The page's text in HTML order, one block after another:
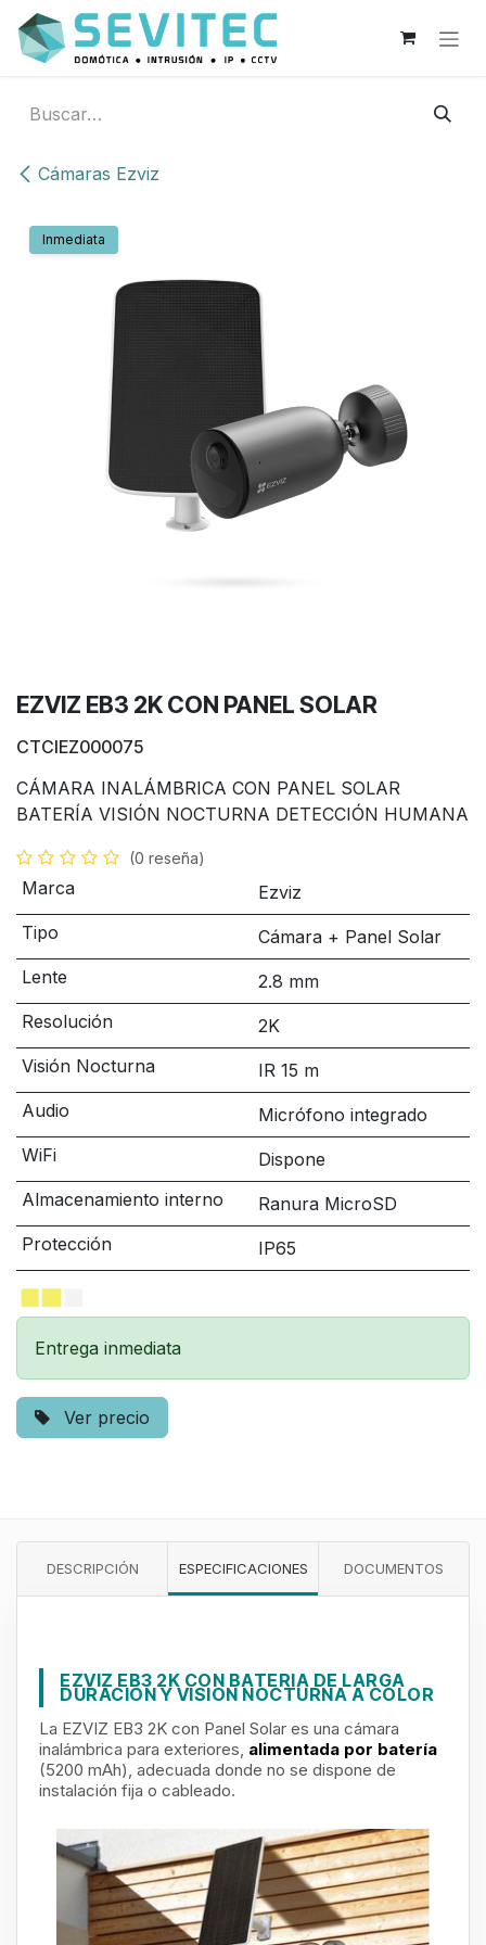
Ir al contenido
Cámaras Ezviz
Inmediata
EZVIZ EB3 2K CON PANEL SOLAR
CTCIEZ000075
CÁMARA INALÁMBRICA CON PANEL SOLAR
BATERÍA VISIÓN NOCTURNA DETECCIÓN HUMANA
(0 reseña)
Marca
Ezviz
Tipo
Cámara + Panel Solar
Lente
2.8 mm
Resolución
2K
Visión Nocturna
IR 15 m
Audio
Micrófono integrado
WiFi
Dispone
Almacenamiento interno
Ranura MicroSD
Protección
IP65
Entrega inmediata
Ver precio
DESCRIPCIÓN ESPECIFICACIONES DOCUMENTOS
EZVIZ EB3 2K CON BATERIA DE LARGA
DURACION Y VISION NOCTURNA A COLOR
La EZVIZ EB3 2K con Panel Solar es una cámara
inalámbrica para exteriores, alimentada por batería
(5200 mAh), adecuada donde no se dispone de
instalación fija o cableado.